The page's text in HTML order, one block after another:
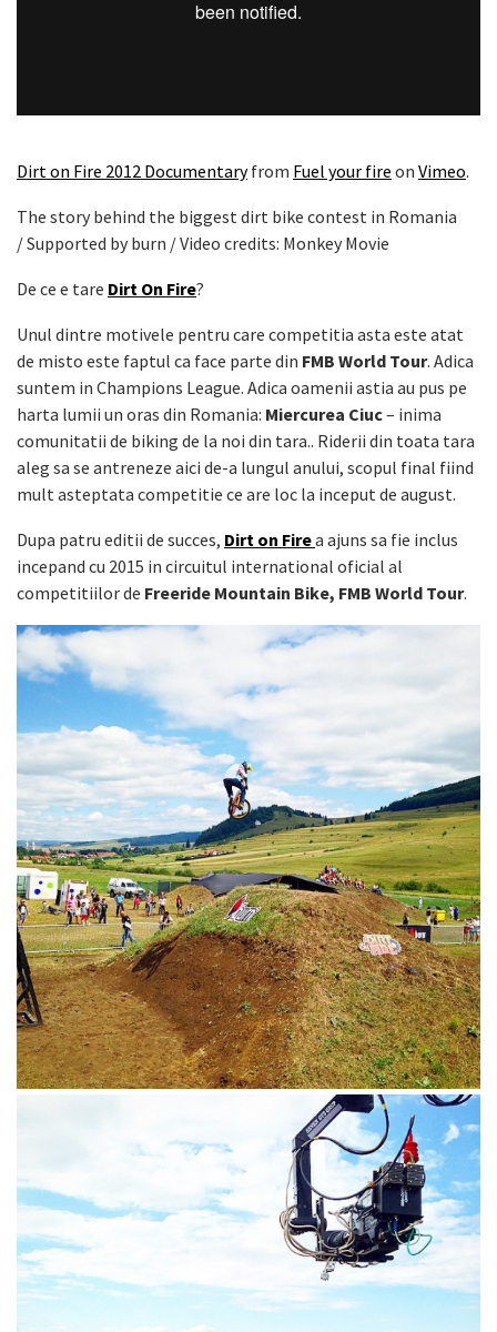
Dirt on Fire 2012 Documentaryfrom Fuel your fire on Vimeo.
The story behind the biggest dirt bike contest in Romania
/ Supported by burn / Video credits: Monkey Movie
De ce e tare Dirt On Fire?
Unul dintre motivele pentru care competitia asta este atat
de misto este faptul ca face parte din FMB World Tour. Adica
suntem in Champions League. Adica oamenii astia au pus pe
harta lumii un oras din Romania: Miercurea Ciuc– inima
comunitatii de biking de la noi din tara.. Riderii din toata tara
aleg sa se antreneze aici de-a lungul anului, scopul final fiind
mult asteptata competitie ce are loc la inceput de august.
Dupa patru editii de succes, Dirt on Firea ajuns sa fie inclus
incepand cu 2015 in circuitul international oficial al
competitiilor de Freeride Mountain Bike, FMB World Tour.